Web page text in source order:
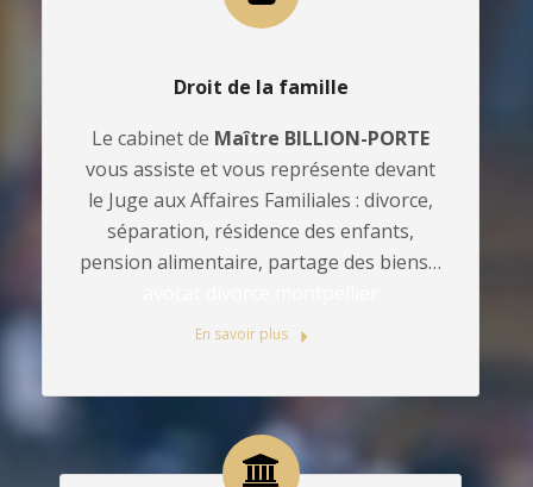
Droit de la famille
Le cabinet de Maître BILLION-PORTE
vous assiste et vous représente devant
le Juge aux Affaires Familiales : divorce,
séparation, résidence des enfants,
pension alimentaire, partage des biens…
En savoir plus